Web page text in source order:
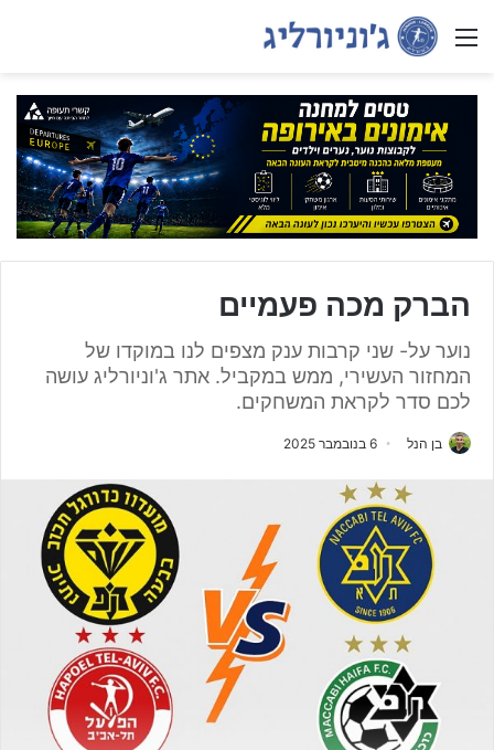
Menu
הברק מכה פעמיים
נוער על- שני קרבות ענק מצפים לנו במוקדו של
המחזור העשירי, ממש במקביל. אתר ג'וניורליג עושה
לכם סדר לקראת המשחקים.
בן הנל 6 בנובמבר 2025